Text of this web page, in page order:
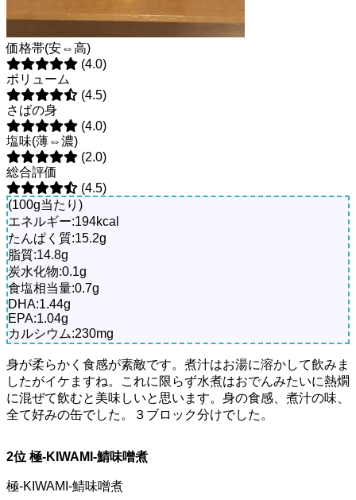
価格帯(安⇔高)
(4.0)
ボリューム
(4.5)
さばの身
(4.0)
塩味(薄⇔濃)
(2.0)
総合評価
(4.5)
(100g当たり)
エネルギー:194kcal
たんぱく質:15.2g
脂質:14.8g
炭水化物:0.1g
食塩相当量:0.7g
DHA:1.44g
EPA:1.04g
カルシウム:230mg
身が柔らかく食感が素敵です。煮汁はお湯に溶かして飲みま
したがイケますね。これに限らず水煮はおでんみたいに熱燗
に混ぜて飲むと美味しいと思います。身の食感、煮汁の味、
全て好みの缶でした。３ブロック分けでした。
2位 極-KIWAMI-鯖味噌煮
極-KIWAMI-鯖味噌煮